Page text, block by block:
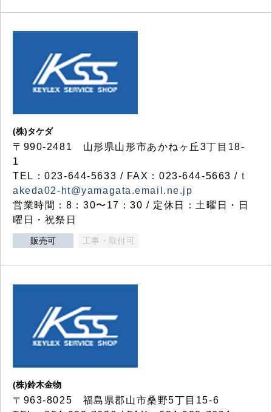
(株)タケダ
〒990-2481 山形県山形市あかねヶ丘3丁目18-
1
TEL：023-644-5633 / FAX：023-644-5663 / t
akeda02-ht@yamagata.email.ne.jp
営業時間：8：30〜17：30 / 定休日：土曜日・日
曜日・祝祭日
販売可 工事・取付可
(株)鈴木金物
〒963-8025 福島県郡山市桑野5丁目15-6